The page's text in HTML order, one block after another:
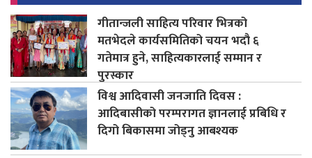
गीतान्जली साहित्य परिवार भित्रको
मतभेदले कार्यसमितिको चयन भदौ ६
गतेमात्र हुने, साहित्यकारलाई सम्मान र
पुरस्कार
विश्व आदिवासी जनजाति दिवस :
आदिबासीको परम्परागत ज्ञानलाई प्रबिधि र
दिगो बिकासमा जोड्नु आबश्यक